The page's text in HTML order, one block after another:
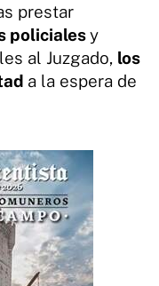
prestar
policialesy
al Juzgado, los
a la espera de